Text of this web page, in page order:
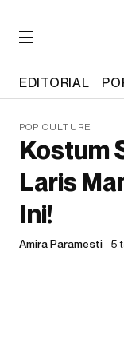
EDITORIAL
POP CULTURE
Kostum
Laris
Ini!
Amira Paramesti 5